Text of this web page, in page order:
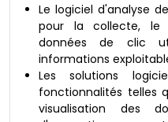
Le logiciel d'analyse
pour la collecte, le
données de clic
informations
Les solutions
fonctionnalités telles
visualisation des